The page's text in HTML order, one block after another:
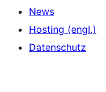
News
Hosting (engl.)
Datenschutz